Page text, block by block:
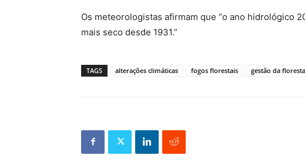
Os meteorologistas afirmam que “o ano hidrológico
mais seco desde 1931.”
TAGS alterações climáticas fogos florestais gestão da floresta